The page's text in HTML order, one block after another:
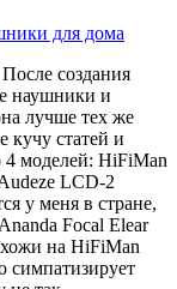
для дома
создания
наушники и
лучше тех же
кучу статей и
4 моделей: HiFiMan
LCD-2
у меня в стране,
Focal Elear
на HiFiMan
симпатизирует